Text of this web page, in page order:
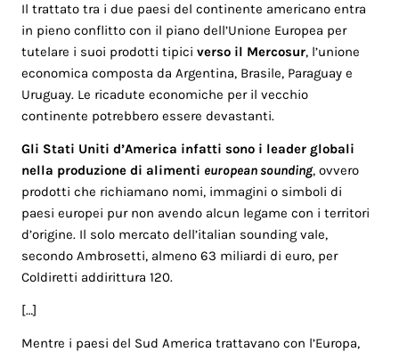
Il trattato tra i due paesi del continente americano entra
in pieno conflitto con il piano dell’Unione Europea per
tutelare i suoi prodotti tipiciverso il Mercosur, l’unione
economica composta da Argentina, Brasile, Paraguay e
Uruguay. Le ricadute economiche per il vecchio
continente potrebbero essere devastanti.
Gli Stati Uniti d’America infatti sono i leader globali
nella produzione di alimenti european sounding, ovvero
prodotti che richiamano nomi, immagini o simboli di
paesi europei pur non avendo alcun legame con i territori
d’origine. Il solo mercato dell’italian sounding vale,
secondo Ambrosetti, almeno 63 miliardi di euro, per
Coldiretti addirittura 120.
[…]
Mentre i paesi del Sud America trattavano con l’Europa,